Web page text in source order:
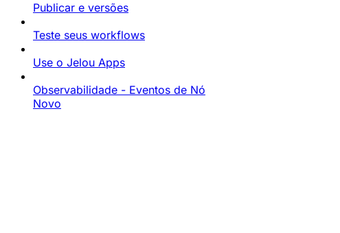
Publicar e versões
Teste seus workflows
Use o Jelou Apps
Observabilidade - Eventos de Nó
Novo